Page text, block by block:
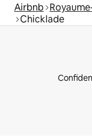
Airbnb
Chicklade